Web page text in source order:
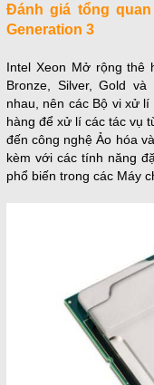
Đánh giá tổng
Generation 3
Intel Xeon Mở rộng thê
Bronze, Silver, Gold
nhau, nên các Bộ vi xử
hàng để xử lí các tác vụ
đến công nghệ Ảo hóa
kèm với các tính năng
phổ biến trong các Máy